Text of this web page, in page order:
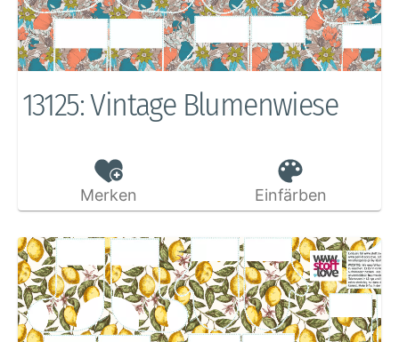
13125: Vintage Blumenwiese
Merken Einfärben